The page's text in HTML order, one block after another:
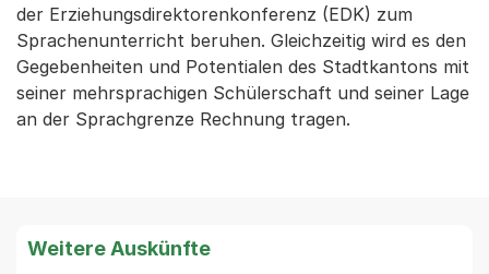
der Erziehungsdirektorenkonferenz (EDK) zum
Sprachenunterricht beruhen. Gleichzeitig wird es den
Gegebenheiten und Potentialen des Stadtkantons mit
seiner mehrsprachigen Schülerschaft und seiner Lage
an der Sprachgrenze Rechnung tragen.
Weitere Auskünfte